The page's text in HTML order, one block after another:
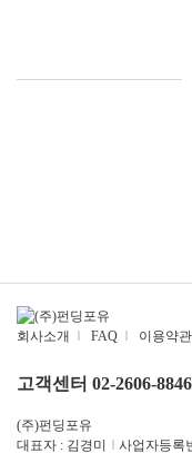
회사소개 | FAQ | 이용약관
고객센터 02-2606-8846
(주)펀딩포유
대표자 : 김경미
| 사업자등록